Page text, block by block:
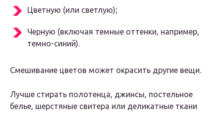
Цветную (или светлую);
Черную (включая темные оттенки, например,
темно-синий).
Смешивание цветов может окрасить другие вещи.
Лучше стирать полотенца, джинсы, постельное
белье, шерстяные свитера или деликатные ткани